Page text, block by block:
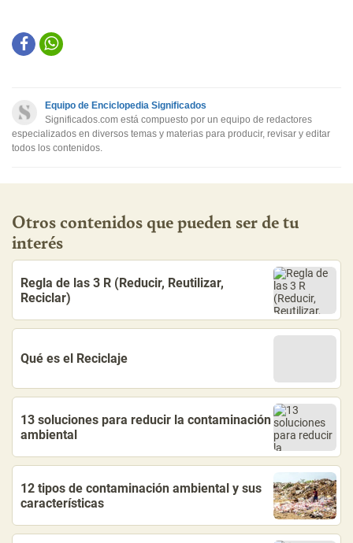
Equipo de Enciclopedia Significados
Significados.com está compuesto por un equipo de redactores
especializados en diversos temas y materias para producir, revisar y editar
todos los contenidos.
Otros contenidos que pueden ser de tu
interés
Regla de las 3 R (Reducir, Reutilizar,
Reciclar)
Qué es el Reciclaje
13 soluciones para reducir la contaminación
ambiental
12 tipos de contaminación ambiental y sus
características